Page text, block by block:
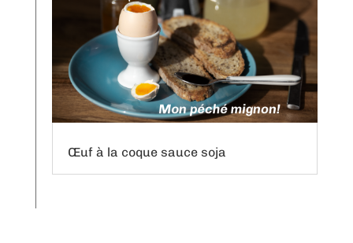
Œuf à la coque sauce soja